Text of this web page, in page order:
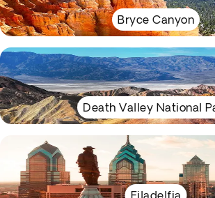
Bryce Canyon
Death Valley National
Filadelfia